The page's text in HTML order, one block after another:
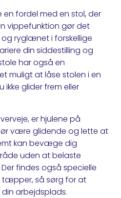
fordel med en stol, der
vippefunktion gør det
ryglænet i forskellige
din siddestilling og
har også en
muligt at låse stolen i en
glider frem eller
er hjulene på
være glidende og lette at
kan bevæge dig
uden at belaste
findes også specielle
tæpper, så sørg for at
arbejdsplads.